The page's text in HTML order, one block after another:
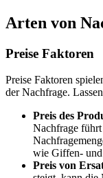
Arten von
Preise Faktoren
Preise Faktoren
der Nachfrage.
Preis des
Nachfrage
wie Giffen-
Preis von